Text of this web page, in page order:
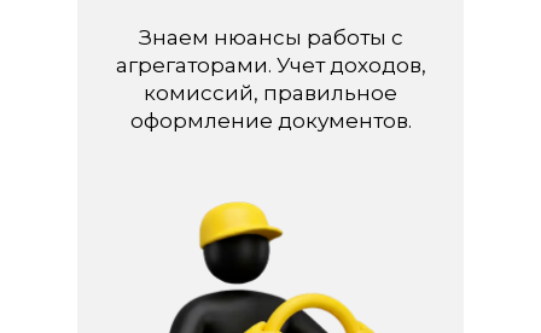
Знаем нюансы работы с
агрегаторами. Учет доходов,
комиссий, правильное
оформление документов.